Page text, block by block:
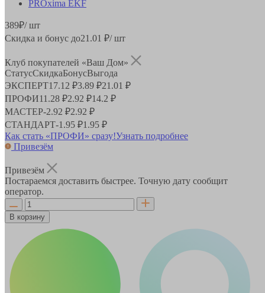
389₽/ шт
Скидка и бонус до21.01 ₽/ шт
Клуб покупателей «Ваш Дом»
СтатусСкидкаБонусВыгода
ЭКСПЕРТ17.12 ₽3.89 ₽21.01 ₽
ПРОФИ11.28 ₽2.92 ₽14.2 ₽
МАСТЕР-2.92 ₽2.92 ₽
СТАНДАРТ-1.95 ₽1.95 ₽
Как стать «ПРОФИ» сразу!Узнать подробнее
Привезём
Привезём
Постараемся доставить быстрее. Точную дату сообщит
оператор.
В корзину